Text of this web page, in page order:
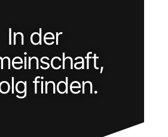
In der
finden.